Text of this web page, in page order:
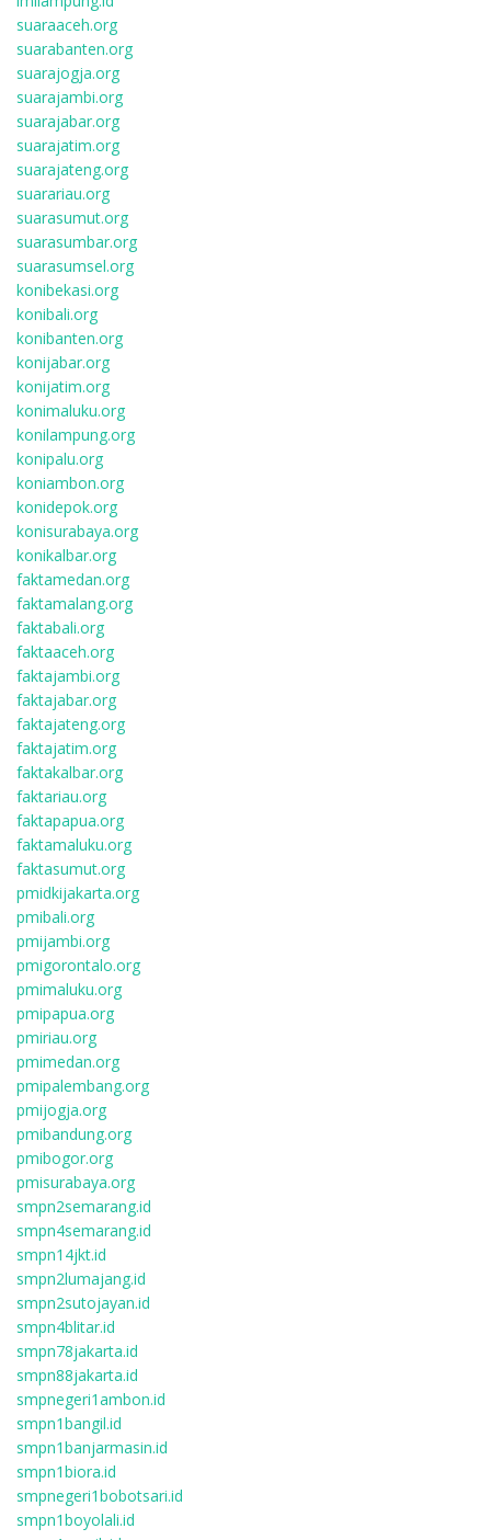
suaraaceh.org
suarabanten.org
suarajogja.org
suarajambi.org
suarajabar.org
suarajatim.org
suarajateng.org
suarariau.org
suarasumut.org
suarasumbar.org
suarasumsel.org
konibekasi.org
konibali.org
konibanten.org
konijabar.org
konijatim.org
konimaluku.org
konilampung.org
konipalu.org
koniambon.org
konidepok.org
konisurabaya.org
konikalbar.org
faktamedan.org
faktamalang.org
faktabali.org
faktaaceh.org
faktajambi.org
faktajabar.org
faktajateng.org
faktajatim.org
faktakalbar.org
faktariau.org
faktapapua.org
faktamaluku.org
faktasumut.org
pmidkijakarta.org
pmibali.org
pmijambi.org
pmigorontalo.org
pmimaluku.org
pmipapua.org
pmiriau.org
pmimedan.org
pmipalembang.org
pmijogja.org
pmibandung.org
pmibogor.org
pmisurabaya.org
smpn2semarang.id
smpn4semarang.id
smpn14jkt.id
smpn2lumajang.id
smpn2sutojayan.id
smpn4blitar.id
smpn78jakarta.id
smpn88jakarta.id
smpnegeri1ambon.id
smpn1bangil.id
smpn1banjarmasin.id
smpn1biora.id
smpnegeri1bobotsari.id
smpn1boyolali.id